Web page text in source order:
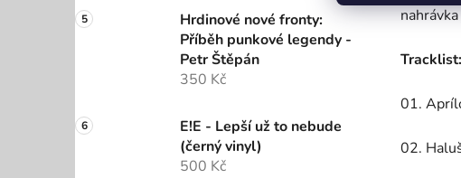
Hrdinové nové fronty:
Příběh punkové legendy -
Petr Štěpán
350 Kč
E!E - Lepší už to nebude
(černý vinyl)
500 Kč
Tracklist:
01.
02.